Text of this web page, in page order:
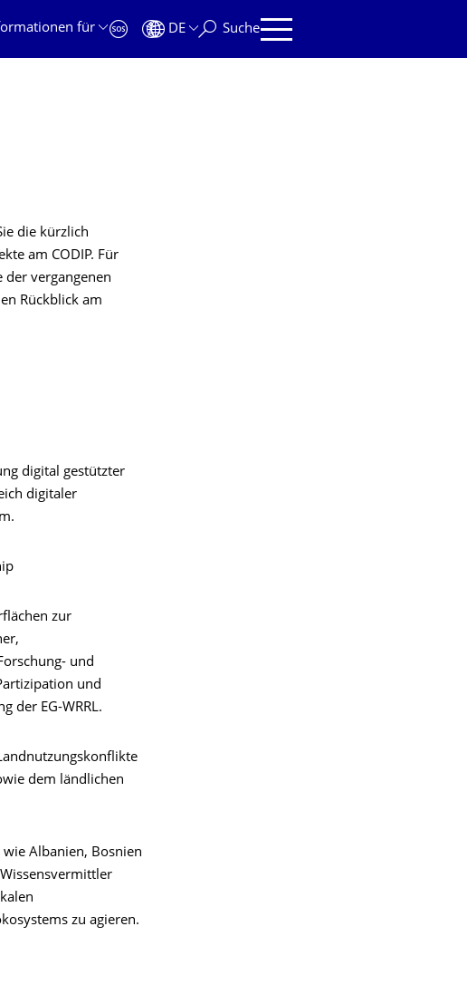
für
DE Suche
die kürzlich
am CODIP. Für
der vergangenen
Rückblick am
digital gestützter
digitaler
zur
und
und
der EG-WRRL.
dem ländlichen
Albanien, Bosnien
zu agieren.